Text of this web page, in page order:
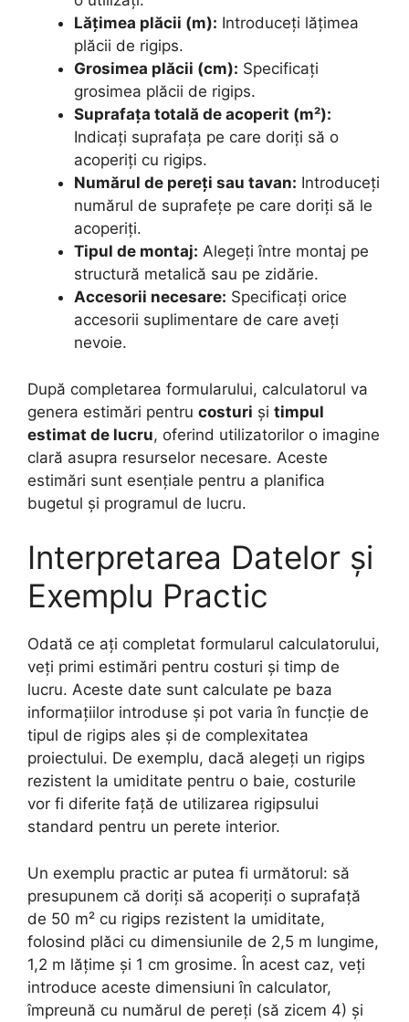
Lățimea plăcii (m): Introduceți lățimea
plăcii de rigips.
Grosimea plăcii (cm): Specificați
grosimea plăcii de rigips.
Suprafața totală de acoperit (m²):
Indicați suprafața pe care doriți să o
acoperiți cu rigips.
Numărul de pereți sau tavan: Introduceți
numărul de suprafețe pe care doriți să le
acoperiți.
Tipul de montaj: Alegeți între montaj pe
structură metalică sau pe zidărie.
Accesorii necesare: Specificați orice
accesorii suplimentare de care aveți
nevoie.
După completarea formularului, calculatorul va
genera estimări pentru costuri și timpul
estimat de lucru, oferind utilizatorilor o imagine
clară asupra resurselor necesare. Aceste
estimări sunt esențiale pentru a planifica
bugetul și programul de lucru.
Interpretarea Datelor și
Exemplu Practic
Odată ce ați completat formularul calculatorului,
veți primi estimări pentru costuri și timp de
lucru. Aceste date sunt calculate pe baza
informațiilor introduse și pot varia în funcție de
tipul de rigips ales și de complexitatea
proiectului. De exemplu, dacă alegeți un rigips
rezistent la umiditate pentru o baie, costurile
vor fi diferite față de utilizarea rigipsului
standard pentru un perete interior.
Un exemplu practic ar putea fi următorul: să
presupunem că doriți să acoperiți o suprafață
de 50 m² cu rigips rezistent la umiditate,
folosind plăci cu dimensiunile de 2,5 m lungime,
1,2 m lățime și 1 cm grosime. În acest caz, veți
introduce aceste dimensiuni în calculator,
împreună cu numărul de pereți (să zicem 4) și